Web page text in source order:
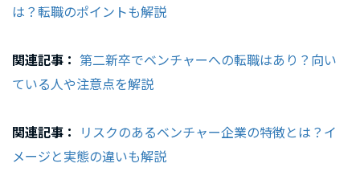
は？転職のポイントも解説
関連記事： 第二新卒でベンチャーへの転職はあり？向い
ている人や注意点を解説
関連記事： リスクのあるベンチャー企業の特徴とは？イ
メージと実態の違いも解説